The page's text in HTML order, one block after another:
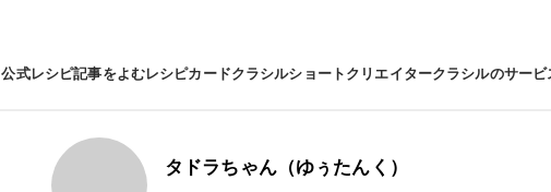
公式レシピ記事をよむレシピカードクラシルショートクリエイタークラシルのサービ
タドラちゃん（ゆぅたんく）